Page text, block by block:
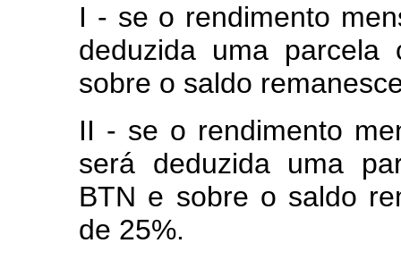
I - se o rendimento
deduzida uma parcela
sobre o saldo
II - se o rendimento
será deduzida uma
BTN e sobre o saldo
de 25%.